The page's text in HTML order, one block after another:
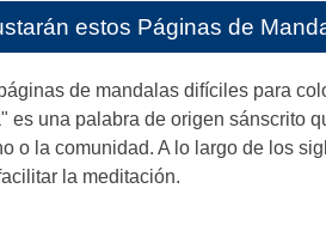
estos Páginas de
de mandalas difíciles para
es una palabra de origen sánscrito
o la comunidad. A lo largo de los
la meditación.